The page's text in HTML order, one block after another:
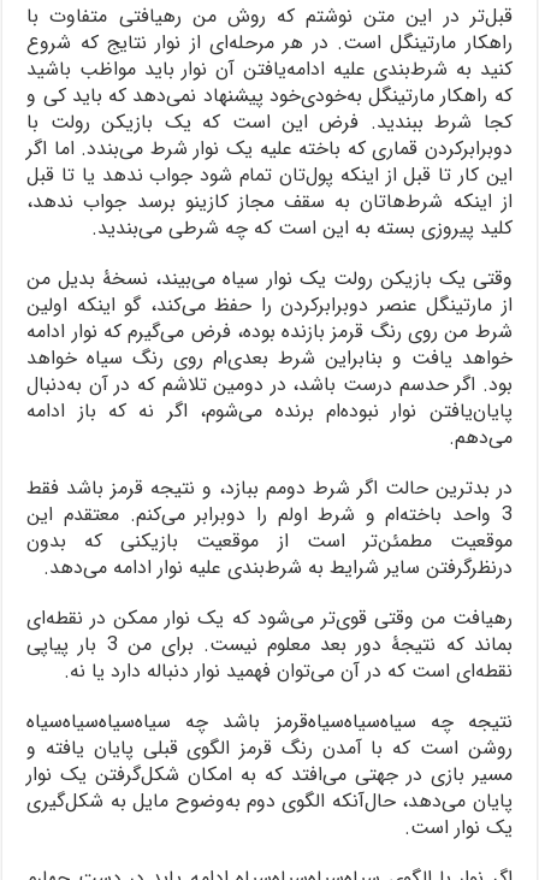
قبل‌تر در این متن نوشتم که روش من رهیافتی متفاوت با
راهکار مارتینگل است. در هر مرحله‌ای از نوار نتایج که شروع
کنید به شرط‌بندی علیه ادامه‌یافتن آن نوار باید مواظب باشید
که راهکار مارتینگل به‌خودی‌خود پیشنهاد نمی‌دهد که باید کی و
کجا شرط ببندید. فرض این است که یک بازیکن رولت با
دوبرابرکردن قماری که باخته علیه یک نوار شرط می‌بندد. اما اگر
این کار تا قبل از اینکه پول‌تان تمام شود جواب ندهد یا تا قبل
از اینکه شرط‌هاتان به سقف مجاز کازینو برسد جواب ندهد،
کلید پیروزی بسته به این است که چه شرطی می‌بندید.
وقتی یک بازیکن رولت یک نوار سیاه می‌بیند، نسخۀ بدیل من
از مارتینگل عنصر دوبرابرکردن را حفظ می‌کند، گو اینکه اولین
شرط من روی رنگ قرمز بازنده بوده، فرض می‌گیرم که نوار ادامه
خواهد یافت و بنابراین شرط بعدی‌ام روی رنگ سیاه خواهد
بود. اگر حدسم درست باشد، در دومین تلاشم که در آن به‌دنبال
پایان‌یافتن نوار نبوده‌ام برنده می‌شوم، اگر نه که باز ادامه
می‌دهم.
در بدترین حالت اگر شرط دومم ببازد، و نتیجه قرمز باشد فقط
3 واحد باخته‌ام و شرط اولم را دوبرابر می‌کنم. معتقدم این
موقعیت مطمئن‌تر است از موقعیت بازیکنی که بدون
درنظرگرفتن سایر شرایط به شرط‌بندی علیه نوار ادامه می‌دهد.
رهیافت من وقتی قوی‌تر می‌شود که یک نوار ممکن در نقطه‌ای
بماند که نتیجۀ دور بعد معلوم نیست. برای من 3 بار پیاپی
نقطه‌ای است که در آن می‌توان فهمید نوار دنباله دارد یا نه.
نتیجه چه سیاه‌سیاه‌سیاه‌قرمز باشد چه سیاه‌سیاه‌سیاه‌سیاه
روشن است که با آمدن رنگ قرمز الگوی قبلی پایان یافته و
مسیر بازی در جهتی می‌افتد که به امکان شکل‌گرفتن یک نوار
پایان می‌دهد، حال‌آنکه الگوی دوم به‌وضوح مایل به شکل‌گیری
یک نوار است.